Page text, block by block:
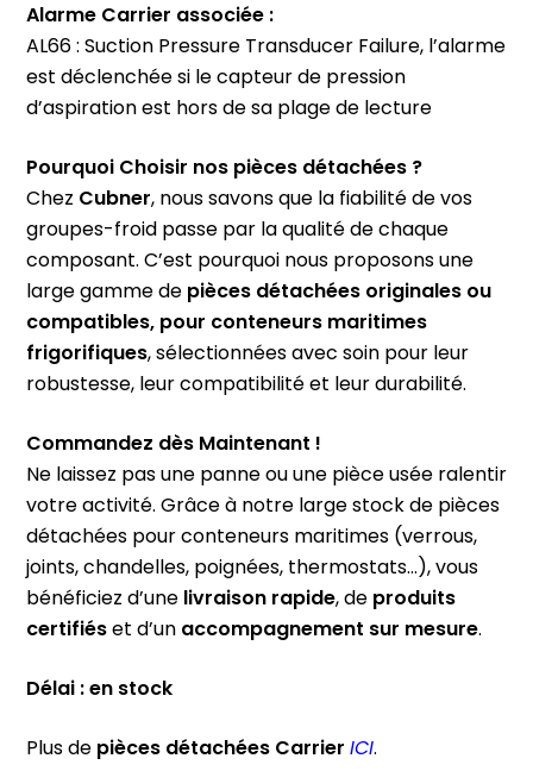
Alarme Carrier associée :
AL66 : Suction Pressure Transducer Failure, l’alarme
est déclenchée si le capteur de pression
d’aspiration est hors de sa plage de lecture
Pourquoi Choisir nos pièces détachées ?
Chez Cubner, nous savons que la fiabilité de vos
groupes-froid passe par la qualité de chaque
composant. C’est pourquoi nous proposons une
large gamme depièces détachées originales ou
compatibles, pour conteneurs maritimes
frigorifiques, sélectionnées avec soin pour leur
robustesse, leur compatibilité et leur durabilité.
Commandez dès Maintenant !
Ne laissez pas une panne ou une pièce usée ralentir
votre activité. Grâce à notre large stock de pièces
détachées pour conteneurs maritimes (verrous,
joints, chandelles, poignées, thermostats…), vous
bénéficiez d’unelivraison rapide, deproduits
certifiéset d’unaccompagnement sur mesure.
Délai : en stock
Plus depiècesdétachéesCarrierICI.